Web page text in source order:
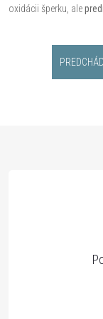
oxidácii šperku, ale